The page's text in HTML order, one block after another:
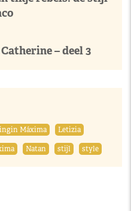
– deel 3
Máxima
Letizia
Natan stijl style